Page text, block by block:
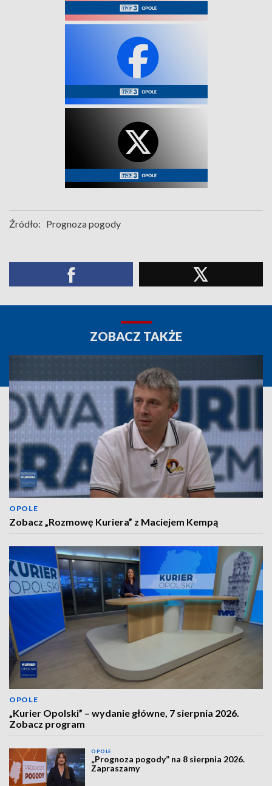
Źródło: Prognoza pogody
ZOBACZ TAKŻE
OPOLE
Zobacz „Rozmowę Kuriera” z Maciejem Kempą
OPOLE
„Kurier Opolski” – wydanie główne, 7 sierpnia 2026.
Zobacz program
OPOLE
„Prognoza pogody” na 8 sierpnia 2026.
Zapraszamy